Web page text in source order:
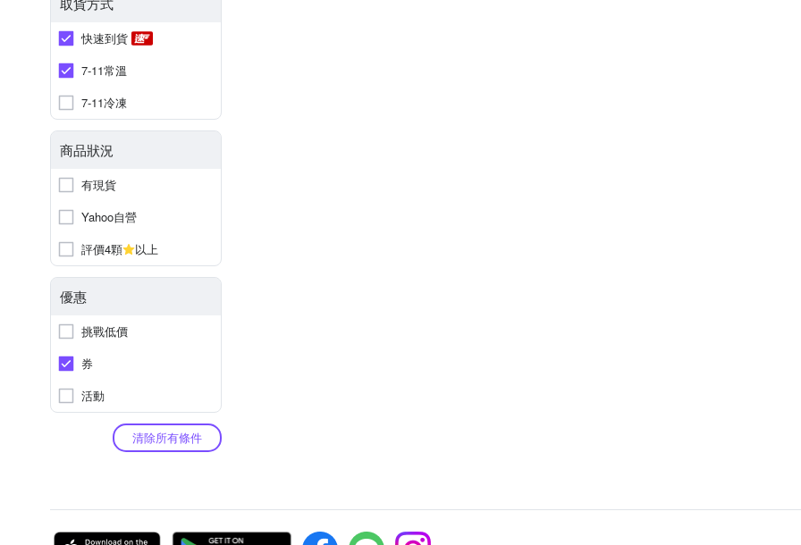
快速到貨
7-11常溫
7-11冷凍
商品狀況
有現貨
Yahoo自營
評價4顆
以上
優惠
挑戰低價
券
活動
清除所有條件